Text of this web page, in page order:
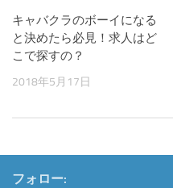
キャバクラのボーイになる
と決めたら必見！求人はど
こで探すの？
2018年5月17日
フォロー: